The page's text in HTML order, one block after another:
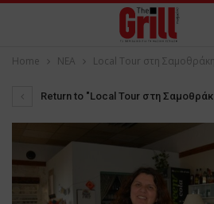
Home NEA Local Tour στη
Return to "Local Tour στη